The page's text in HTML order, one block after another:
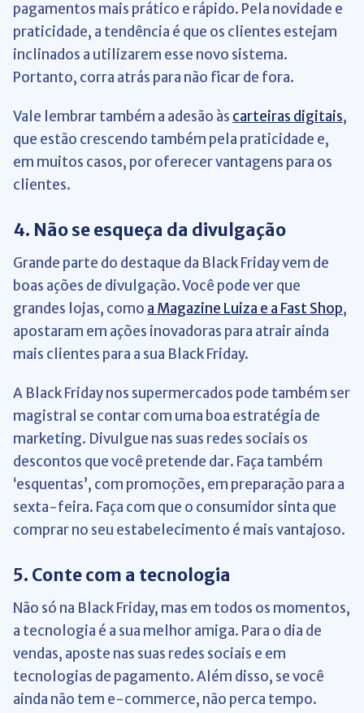
pagamentos mais prático e rápido. Pela novidade e
praticidade, a tendência é que os clientes estejam
inclinados a utilizarem esse novo sistema.
Portanto, corra atrás para não ficar de fora.
Vale lembrar também a adesão às carteiras digitais,
que estão crescendo também pela praticidade e,
em muitos casos, por oferecer vantagens para os
clientes.
4. Não se esqueça da divulgação
Grande parte do destaque da Black Friday vem de
boas ações de divulgação. Você pode ver que
grandes lojas, como a Magazine Luiza e a Fast Shop,
apostaram em ações inovadoras para atrair ainda
mais clientes para a sua Black Friday.
A Black Friday nos supermercados pode também ser
magistral se contar com uma boa estratégia de
marketing. Divulgue nas suas redes sociais os
descontos que você pretende dar. Faça também
‘esquentas’, com promoções, em preparação para a
sexta-feira. Faça com que o consumidor sinta que
comprar no seu estabelecimento é mais vantajoso.
5. Conte com a tecnologia
Não só na Black Friday, mas em todos os momentos,
a tecnologia é a sua melhor amiga. Para o dia de
vendas, aposte nas suas redes sociais e em
tecnologias de pagamento. Além disso, se você
ainda não tem e-commerce, não perca tempo.